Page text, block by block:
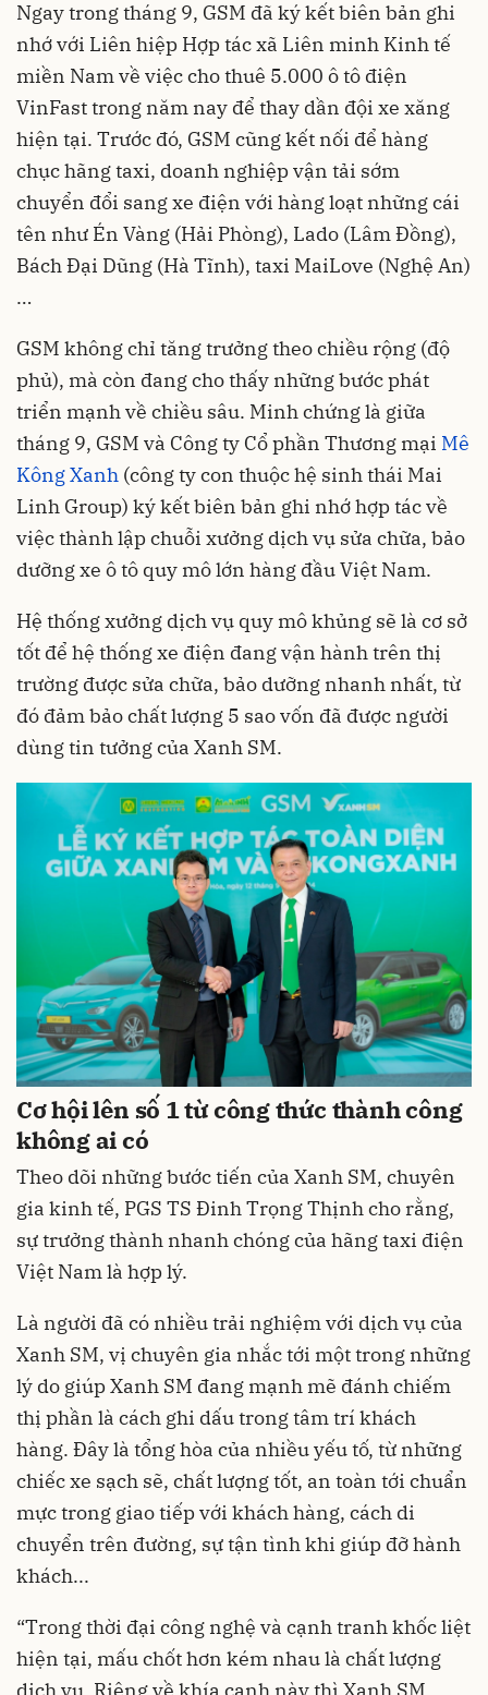
Ngay trong tháng 9, GSM đã ký kết biên bản ghi
nhớ với Liên hiệp Hợp tác xã Liên minh Kinh tế
miền Nam về việc cho thuê 5.000 ô tô điện
VinFast trong năm nay để thay dần đội xe xăng
hiện tại. Trước đó, GSM cũng kết nối để hàng
chục hãng taxi, doanh nghiệp vận tải sớm
chuyển đổi sang xe điện với hàng loạt những cái
tên như Én Vàng (Hải Phòng), Lado (Lâm Đồng),
Bách Đại Dũng (Hà Tĩnh), taxi MaiLove (Nghệ An)
…
GSM không chỉ tăng trưởng theo chiều rộng (độ
phủ), mà còn đang cho thấy những bước phát
triển mạnh về chiều sâu. Minh chứng là giữa
tháng 9, GSM và Công ty Cổ phần Thương mại Mê
Kông Xanh (công ty con thuộc hệ sinh thái Mai
Linh Group) ký kết biên bản ghi nhớ hợp tác về
việc thành lập chuỗi xưởng dịch vụ sửa chữa, bảo
dưỡng xe ô tô quy mô lớn hàng đầu Việt Nam.
Hệ thống xưởng dịch vụ quy mô khủng sẽ là cơ sở
tốt để hệ thống xe điện đang vận hành trên thị
trường được sửa chữa, bảo dưỡng nhanh nhất, từ
đó đảm bảo chất lượng 5 sao vốn đã được người
dùng tin tưởng của Xanh SM.
Cơ hội lên số 1 từ công thức thành công
không ai có
Theo dõi những bước tiến của Xanh SM, chuyên
gia kinh tế, PGS TS Đinh Trọng Thịnh cho rằng,
sự trưởng thành nhanh chóng của hãng taxi điện
Việt Nam là hợp lý.
Là người đã có nhiều trải nghiệm với dịch vụ của
Xanh SM, vị chuyên gia nhắc tới một trong những
lý do giúp Xanh SM đang mạnh mẽ đánh chiếm
thị phần là cách ghi dấu trong tâm trí khách
hàng. Đây là tổng hòa của nhiều yếu tố, từ những
chiếc xe sạch sẽ, chất lượng tốt, an toàn tới chuẩn
mực trong giao tiếp với khách hàng, cách di
chuyển trên đường, sự tận tình khi giúp đỡ hành
khách...
“Trong thời đại công nghệ và cạnh tranh khốc liệt
hiện tại, mấu chốt hơn kém nhau là chất lượng